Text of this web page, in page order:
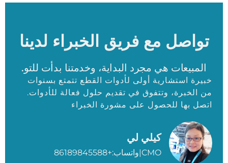
تواصل مع فريق الخبراء لدينا
المبيعات هي مجرد البداية، وخدمتنا بدأت للتو.
خبيرة استشارية أولى لأدوات القطع تتمتع بسنوات
من الخبرة، وتتفوق في تقديم حلول فعالة للأدوات.
اتصل بها للحصول على مشورة الخبراء
كيلي لي
CMO|واتساب:+86189845588